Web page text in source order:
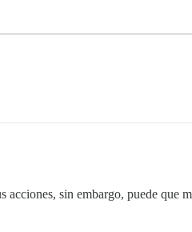
sin embargo, puede que